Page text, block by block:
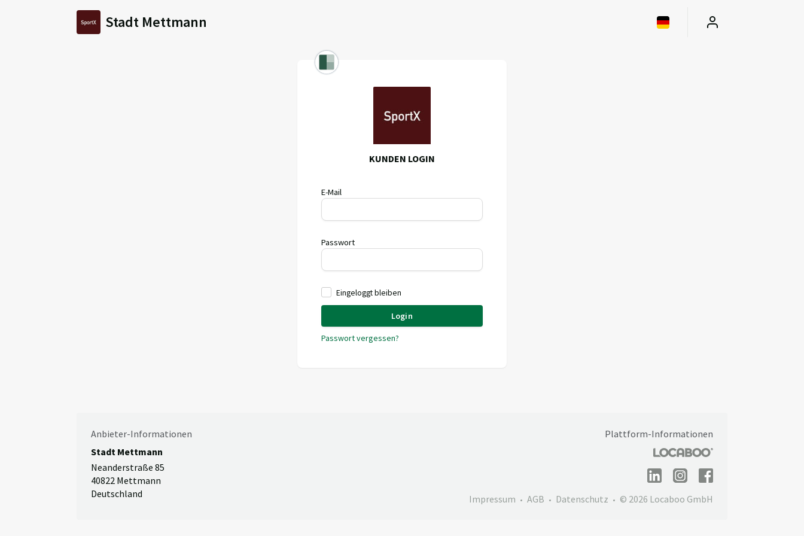
Stadt Mettmann
KUNDEN LOGIN
E-Mail
Passwort
Eingeloggt bleiben
Login
Passwort vergessen?
Anbieter-Informationen
Stadt Mettmann
Neanderstraße 85
40822 Mettmann
Deutschland
Plattform-Informationen
Impressum AGB Datenschutz © 2026 Locaboo GmbH